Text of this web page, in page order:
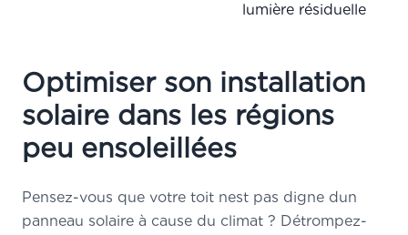
lumière résiduelle
Optimiser son installation
solaire dans les régions
peu ensoleillées
Pensez-vous que votre toit nest pas digne dun
panneau solaire à cause du climat ? Détrompez-